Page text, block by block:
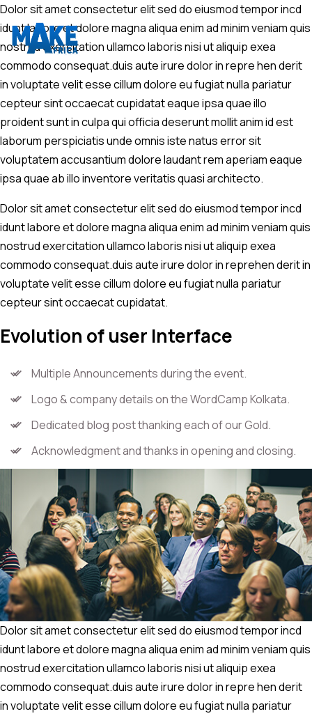
Dolor sit amet consectetur elit sed do eiusmod tempor incd
idunt labore et dolore magna aliqua enim ad minim veniam quis
nostrud exercitation ullamco laboris nisi ut aliquip exea
commodo consequat.duis aute irure dolor in repre hen derit
in voluptate velit esse cillum dolore eu fugiat nulla pariatur
cepteur sint occaecat cupidatat eaque ipsa quae illo
proident sunt in culpa qui officia deserunt mollit anim id est
laborum perspiciatis unde omnis iste natus error sit
voluptatem accusantium dolore laudant rem aperiam eaque
ipsa quae ab illo inventore veritatis quasi architecto.
Dolor sit amet consectetur elit sed do eiusmod tempor incd
idunt labore et dolore magna aliqua enim ad minim veniam quis
nostrud exercitation ullamco laboris nisi ut aliquip exea
commodo consequat.duis aute irure dolor in reprehen derit in
voluptate velit esse cillum dolore eu fugiat nulla pariatur
cepteur sint occaecat cupidatat.
Evolution of user Interface
Multiple Announcements during the event.
Logo & company details on the WordCamp Kolkata.
Dedicated blog post thanking each of our Gold.
Acknowledgment and thanks in opening and closing.
Dolor sit amet consectetur elit sed do eiusmod tempor incd
idunt labore et dolore magna aliqua enim ad minim veniam quis
nostrud exercitation ullamco laboris nisi ut aliquip exea
commodo consequat.duis aute irure dolor in repre hen derit
in voluptate velit esse cillum dolore eu fugiat nulla pariatur